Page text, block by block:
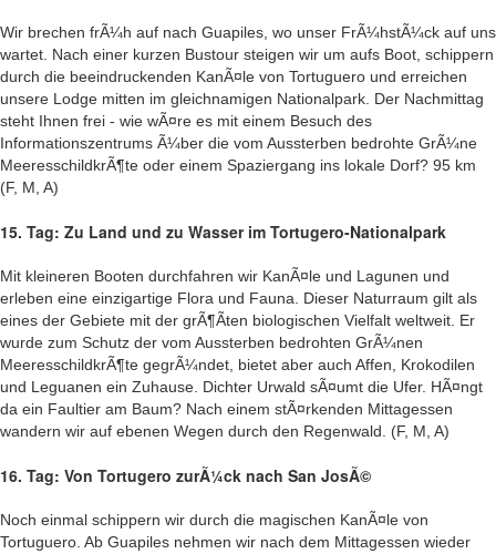
Wir brechen frÃ¼h auf nach Guapiles, wo unser FrÃ¼hstÃ¼ck auf uns
wartet. Nach einer kurzen Bustour steigen wir um aufs Boot, schippern
durch die beeindruckenden KanÃ¤le von Tortuguero und erreichen
unsere Lodge mitten im gleichnamigen Nationalpark. Der Nachmittag
steht Ihnen frei - wie wÃ¤re es mit einem Besuch des
Informationszentrums Ã¼ber die vom Aussterben bedrohte GrÃ¼ne
MeeresschildkrÃ¶te oder einem Spaziergang ins lokale Dorf? 95 km
(F, M, A)
15. Tag: Zu Land und zu Wasser im Tortugero-Nationalpark
Mit kleineren Booten durchfahren wir KanÃ¤le und Lagunen und
erleben eine einzigartige Flora und Fauna. Dieser Naturraum gilt als
eines der Gebiete mit der grÃ¶Ãten biologischen Vielfalt weltweit. Er
wurde zum Schutz der vom Aussterben bedrohten GrÃ¼nen
MeeresschildkrÃ¶te gegrÃ¼ndet, bietet aber auch Affen, Krokodilen
und Leguanen ein Zuhause. Dichter Urwald sÃ¤umt die Ufer. HÃ¤ngt
da ein Faultier am Baum? Nach einem stÃ¤rkenden Mittagessen
wandern wir auf ebenen Wegen durch den Regenwald. (F, M, A)
16. Tag: Von Tortugero zurÃ¼ck nach San JosÃ©
Noch einmal schippern wir durch die magischen KanÃ¤le von
Tortuguero. Ab Guapiles nehmen wir nach dem Mittagessen wieder